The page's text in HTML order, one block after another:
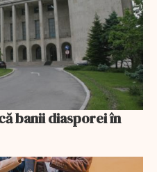
banii diasporei în